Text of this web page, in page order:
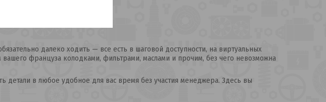
далеко ходить — все есть в шаговой доступности, на виртуальных
француза колодками, фильтрами, маслами и прочим, без чего невозможна
детали в любое удобное для вас время без участия менеджера. Здесь вы